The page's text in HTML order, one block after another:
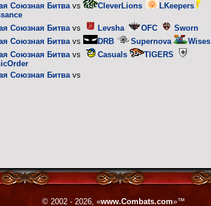
Союзная Битва vs CleverLions
LKeepers
Союзная Битва vs Levsha OFC Sworn
Союзная Битва vs DRB Supernova Wises
Союзная Битва vs Casuals
TIGERS
Союзная Битва vs
© 2002 - 2026, «www.Combats.com»™